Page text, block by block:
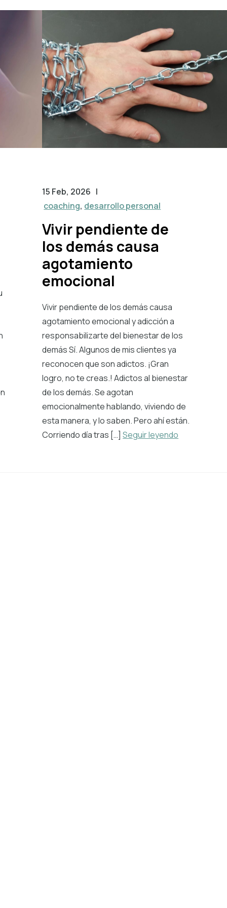
15 Feb, 2026 |
coaching, desarrollo personal
Vivir pendiente de
los demás causa
agotamiento
emocional
Vivir pendiente de los demás causa
agotamiento emocional y adicción a
responsabilizarte del bienestar de los
demás Sí. Algunos de mis clientes ya
reconocen que son adictos. ¡Gran
logro, no te creas.! Adictos al bienestar
de los demás. Se agotan
emocionalmente hablando, viviendo de
esta manera, y lo saben. Pero ahí están.
Corriendo día tras […]Seguir leyendo